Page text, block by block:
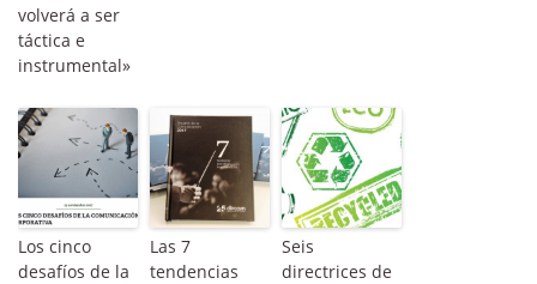
volverá a ser
táctica e
instrumental»
Los cinco
desafíos de la
Las 7
tendencias
Seis
directrices de